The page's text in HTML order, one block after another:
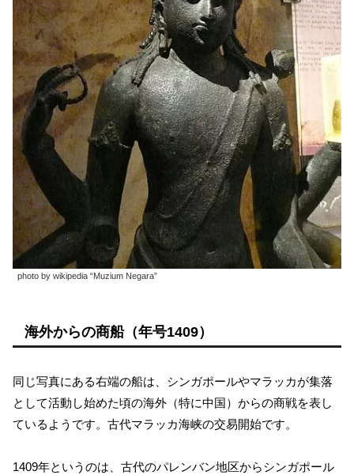
photo by wikipedia “Muzium Negara”
海外からの商船（年号1409）
同じ写真にある右端の船は、シンガポールやマラッカが集落
として活動し始めた頃の海外（特に中国）からの商戦を表し
ているようです。古代マラッカ海峡の交易開始です。
1409年というのは、古代のパレンバン地区からシンガポール